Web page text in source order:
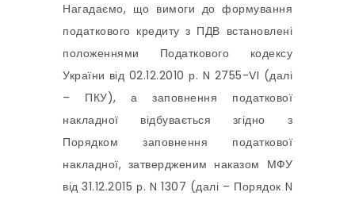
Нагадаємо, що вимоги до формування
податкового кредиту з ПДВ встановлені
положеннями Податкового кодексу
України від 02.12.2010 р. N 2755-VI (далі
– ПКУ), а заповнення податкової
накладної відбувається згідно з
Порядком заповнення податкової
накладної, затвердженим наказом МФУ
від 31.12.2015 р. N 1307 (далі – Порядок N